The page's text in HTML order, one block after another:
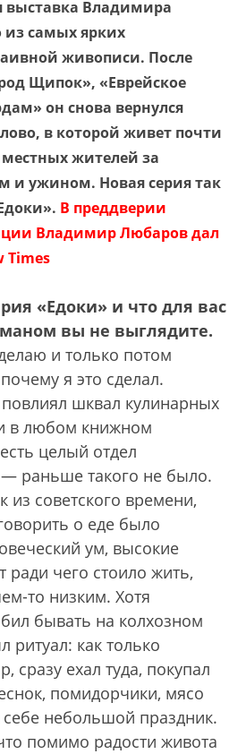
выставка Владимира
самых ярких
живописи. После
Щипок», «Еврейское
он снова вернулся
в которой живет почти
жителей за
и ужином. Новая серия так
В преддверии
Владимир Любаров дал
Times
«Едоки» и что для вас
вы не выглядите.
и только потом
я это сделал.
шквал кулинарных
в любом книжном
целый отдел
раньше такого не было.
советского времени,
о еде было
ум, высокие
ради чего стоило жить,
то низким. Хотя
бывать на колхозном
ритуал: как только
сразу ехал туда, покупал
помидорчики, мясо
небольшой праздник.
помимо радости живота